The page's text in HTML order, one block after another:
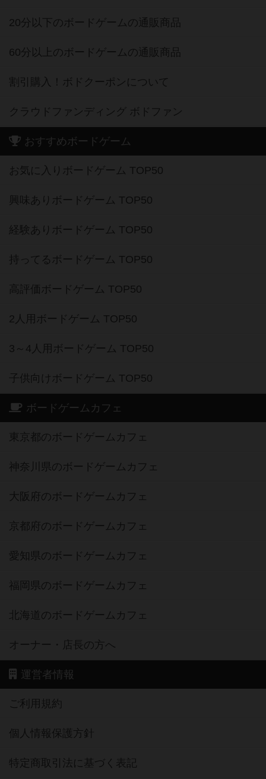
20分以下のボードゲームの通販商品
60分以上のボードゲームの通販商品
割引購入！ボドクーポンについて
クラウドファンディング ボドファン
おすすめボードゲーム
お気に入りボードゲーム TOP50
興味ありボードゲーム TOP50
経験ありボードゲーム TOP50
持ってるボードゲーム TOP50
高評価ボードゲーム TOP50
2人用ボードゲーム TOP50
3～4人用ボードゲーム TOP50
子供向けボードゲーム TOP50
ボードゲームカフェ
東京都のボードゲームカフェ
神奈川県のボードゲームカフェ
大阪府のボードゲームカフェ
京都府のボードゲームカフェ
愛知県のボードゲームカフェ
福岡県のボードゲームカフェ
北海道のボードゲームカフェ
オーナー・店長の方へ
運営者情報
ご利用規約
個人情報保護方針
特定商取引法に基づく表記